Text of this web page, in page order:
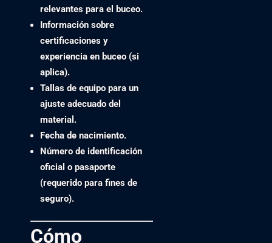
relevantes para el buceo.
Información sobre
certificaciones y
experiencia en buceo (si
aplica).
Tallas de equipo para un
ajuste adecuado del
material.
Fecha de nacimiento.
Número de identificación
oficial o pasaporte
(requerido para fines de
seguro).
Cómo